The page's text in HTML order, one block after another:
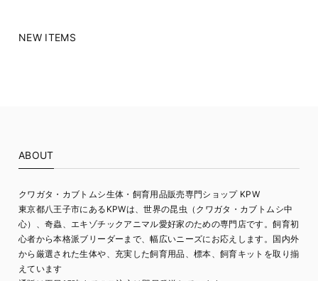
NEW ITEMS
ABOUT
クワガタ・カブトムシ生体・飼育用品販売専門ショップ KPW
東京都八王子市にあるKPWは、世界の昆虫（クワガタ・カブトムシ中
心）、奇蟲、エキゾチックアニマル愛好家のための専門店です。飼育初
心者から本格派ブリーダーまで、幅広いニーズにお応えします。国内外
から厳選された生体や、充実した飼育用品、標本、飼育キットを取り揃
えています